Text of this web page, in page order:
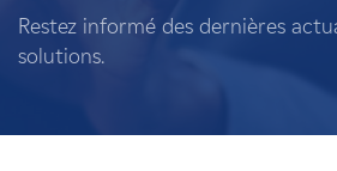
Propriétaires fonciers
Restez informé des dernières
solutions.